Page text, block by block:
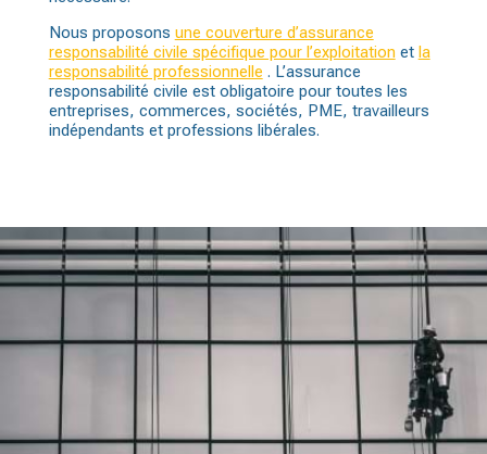
Nous proposons une couverture d’assurance
responsabilité civile spécifique pour l’exploitation et la
responsabilité professionnelle . L’assurance
responsabilité civile est obligatoire pour toutes les
entreprises, commerces, sociétés, PME, travailleurs
indépendants et professions libérales.